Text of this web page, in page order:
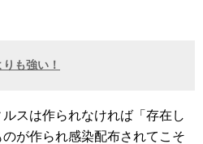
も強い！
スは作られなければ「存在し
が作られ感染配布されてこそ